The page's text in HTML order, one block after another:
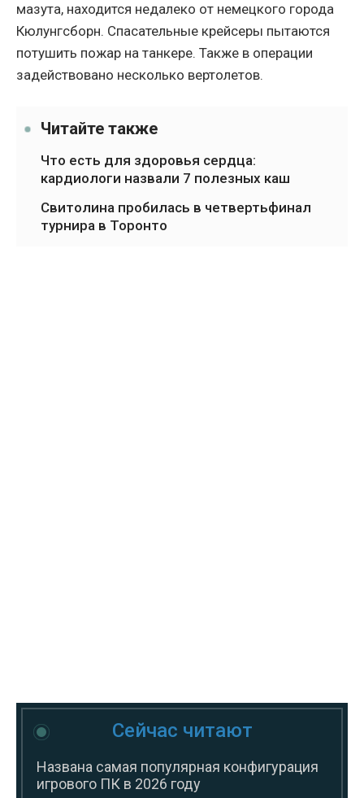
мазута, находится недалеко от немецкого города
Кюлунгсборн. Спасательные крейсеры пытаются
потушить пожар на танкере. Также в операции
задействовано несколько вертолетов.
Читайте также
Что есть для здоровья сердца:
кардиологи назвали 7 полезных каш
Свитолина пробилась в четвертьфинал
турнира в Торонто
Сейчас читают
Названа самая популярная конфигурация
игрового ПК в 2026 году